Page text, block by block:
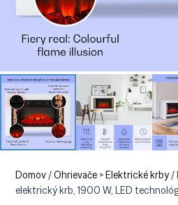
Domov/Ohrievače > Elektrické krby/
elektrický krb, 1900 W, LED